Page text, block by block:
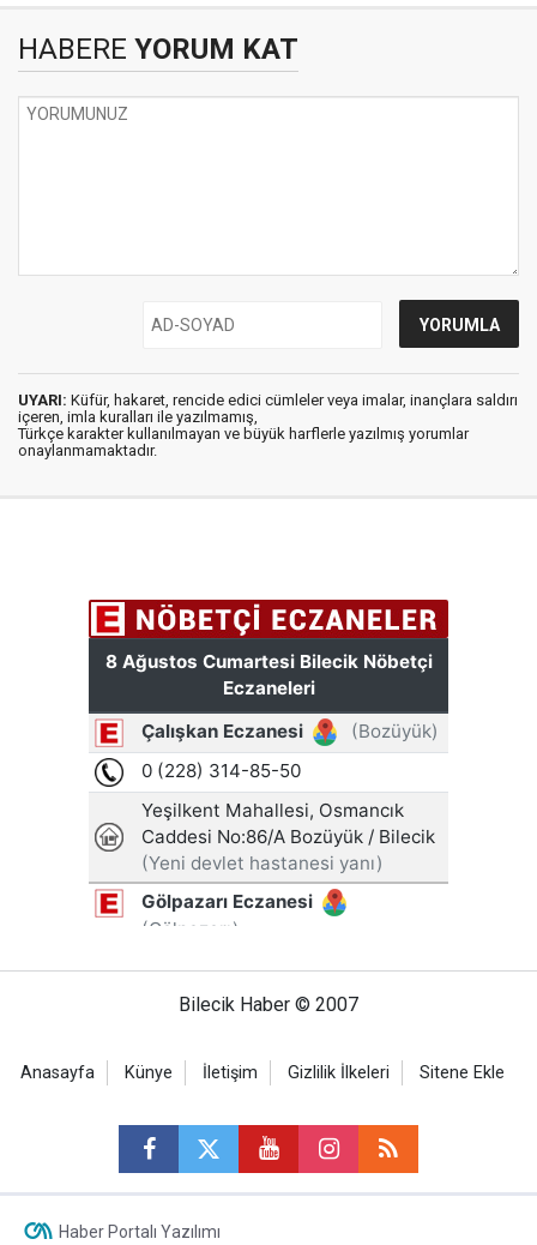
HABERE YORUM KAT
UYARI: Küfür, hakaret, rencide edici cümleler veya imalar, inançlara saldırı
içeren, imla kuralları ile yazılmamış,
Türkçe karakter kullanılmayan ve büyük harflerle yazılmış yorumlar
onaylanmamaktadır.
Bilecik Haber © 2007
Anasayfa Künye İletişim Gizlilik İlkeleri Sitene Ekle
Haber Portalı Yazılımı